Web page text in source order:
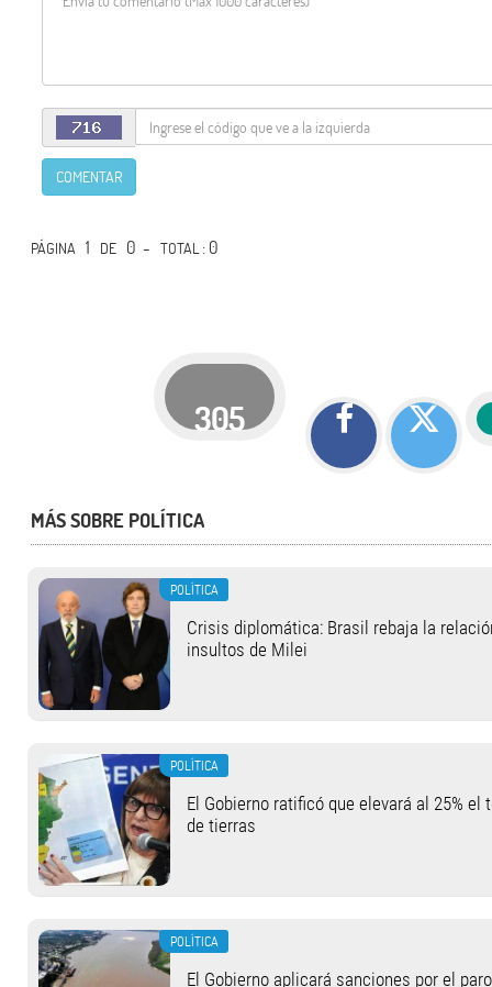
COMENTAR
PÁGINA 1 DE 0 -TOTAL: 0
305
MÁS SOBRE POLÍTICA
POLÍTICA
Crisis diplomática: Brasil rebaja la
insultos de Milei
POLÍTICA
El Gobierno ratificó que elevará al 25%
de tierras
POLÍTICA
El Gobierno aplicará sanciones por el